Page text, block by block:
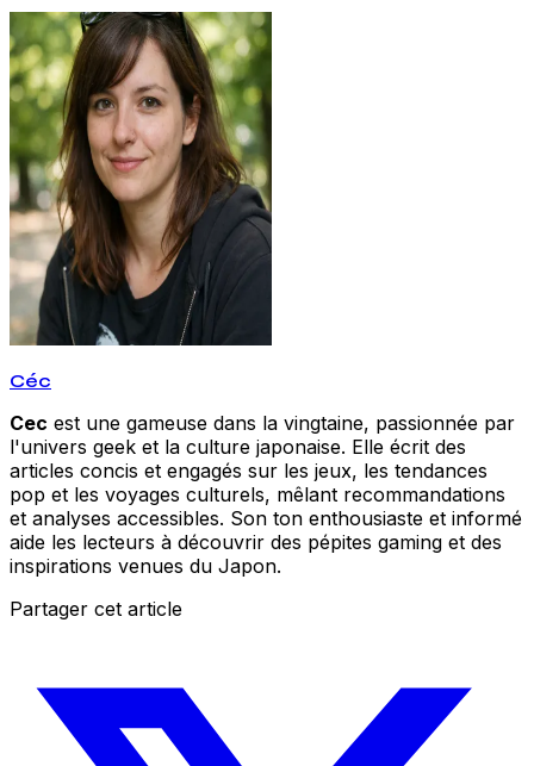
Céc
Cec est une gameuse dans la vingtaine, passionnée par
l'univers geek et la culture japonaise. Elle écrit des
articles concis et engagés sur les jeux, les tendances
pop et les voyages culturels, mêlant recommandations
et analyses accessibles. Son ton enthousiaste et informé
aide les lecteurs à découvrir des pépites gaming et des
inspirations venues du Japon.
Partager cet article